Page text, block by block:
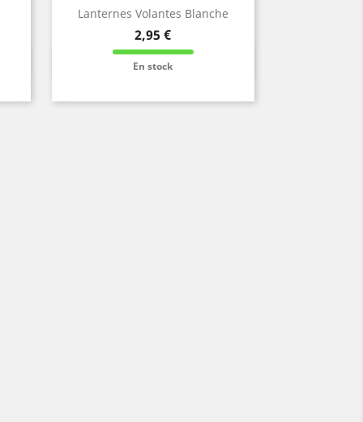
Lanternes Volantes Blanche
Prix
2,95 €
En stock
Info et Commande